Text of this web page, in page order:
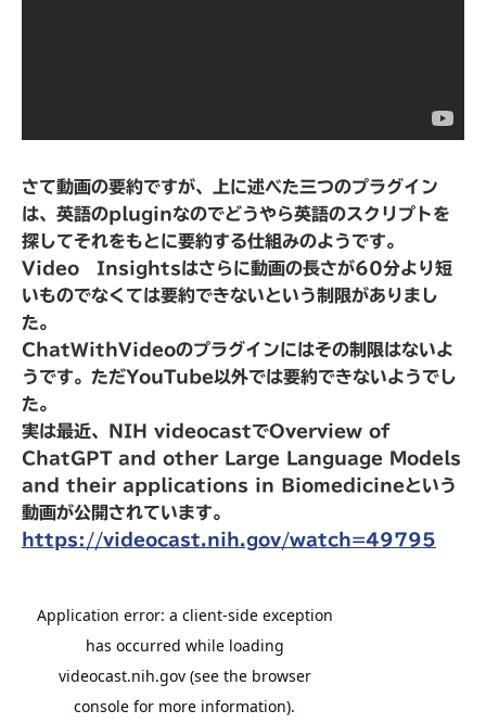
さて動画の要約ですが、上に述べた三つのプラグイン
は、英語のpluginなのでどうやら英語のスクリプトを
探してそれをもとに要約する仕組みのようです。
Video Insightsはさらに動画の長さが60分より短
いものでなくては要約できないという制限がありまし
た。
ChatWithVideoのプラグインにはその制限はないよ
うです。ただYouTube以外では要約できないようでし
た。
実は最近、NIH videocastでOverview of
ChatGPT and other Large Language Models
and their applications in Biomedicineという
動画が公開されています。
https://videocast.nih.gov/watch=49795